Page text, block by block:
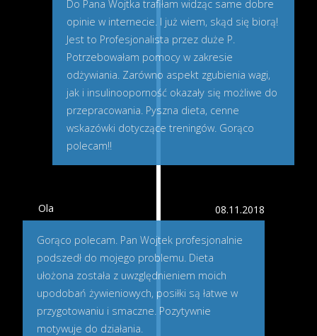
Do Pana Wojtka trafiłam widząc same dobre
opinie w internecie. I już wiem, skąd się biorą!
Jest to Profesjonalista przez duże P.
Potrzebowałam pomocy w zakresie
odżywiania. Zarówno aspekt zgubienia wagi,
jak i insulinooporność okazały się możliwe do
przepracowania. Pyszna dieta, cenne
wskazówki dotyczące treningów. Gorąco
polecam!!
Ola 08.11.2018
Gorąco polecam. Pan Wojtek profesjonalnie
podszedł do mojego problemu. Dieta
ułożona została z uwzględnieniem moich
upodobań żywieniowych, posiłki są łatwe w
przygotowaniu i smaczne. Pozytywnie
motywuje do działania.